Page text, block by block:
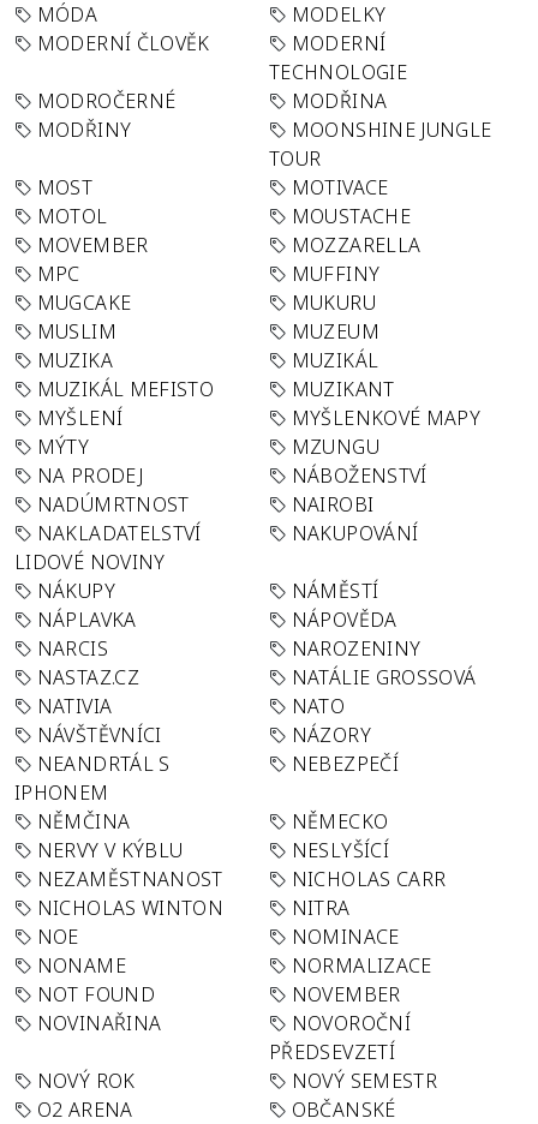
MÓDA
MODELKY
MODERNÍ ČLOVĚK
MODERNÍ
TECHNOLOGIE
MODROČERNÉ
MODŘINA
MODŘINY
MOONSHINE JUNGLE
TOUR
MOST
MOTIVACE
MOTOL
MOUSTACHE
MOVEMBER
MOZZARELLA
MPC
MUFFINY
MUGCAKE
MUKURU
MUSLIM
MUZEUM
MUZIKA
MUZIKÁL
MUZIKÁL MEFISTO
MUZIKANT
MYŠLENÍ
MYŠLENKOVÉ MAPY
MÝTY
MZUNGU
NA PRODEJ
NÁBOŽENSTVÍ
NADÚMRTNOST
NAIROBI
NAKLADATELSTVÍ
LIDOVÉ NOVINY
NAKUPOVÁNÍ
NÁKUPY
NÁMĚSTÍ
NÁPLAVKA
NÁPOVĚDA
NARCIS
NAROZENINY
NASTAZ.CZ
NATÁLIE GROSSOVÁ
NATIVIA
NATO
NÁVŠTĚVNÍCI
NÁZORY
NEANDRTÁL S
IPHONEM
NEBEZPEČÍ
NĚMČINA
NĚMECKO
NERVY V KÝBLU
NESLYŠÍCÍ
NEZAMĚSTNANOST
NICHOLAS CARR
NICHOLAS WINTON
NITRA
NOE
NOMINACE
NONAME
NORMALIZACE
NOT FOUND
NOVEMBER
NOVINAŘINA
NOVOROČNÍ
PŘEDSEVZETÍ
NOVÝ ROK
NOVÝ SEMESTR
O2 ARENA
OBČANSKÉ